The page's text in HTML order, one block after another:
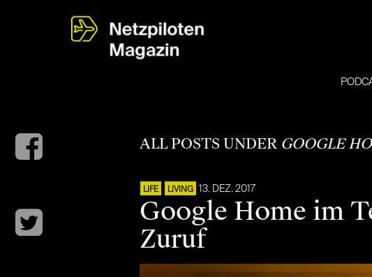
ALL POSTS UNDER GOOGLE
LIFE LIVING 13. DEZ. 2017
Google Home im
Zuruf